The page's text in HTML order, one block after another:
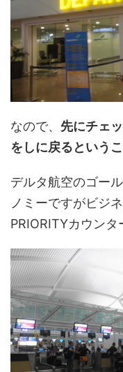
なので、 先にチェ
をしに戻るという
デルタ航空のゴー
ノミーですがビジ
PRIORITYカウンタ